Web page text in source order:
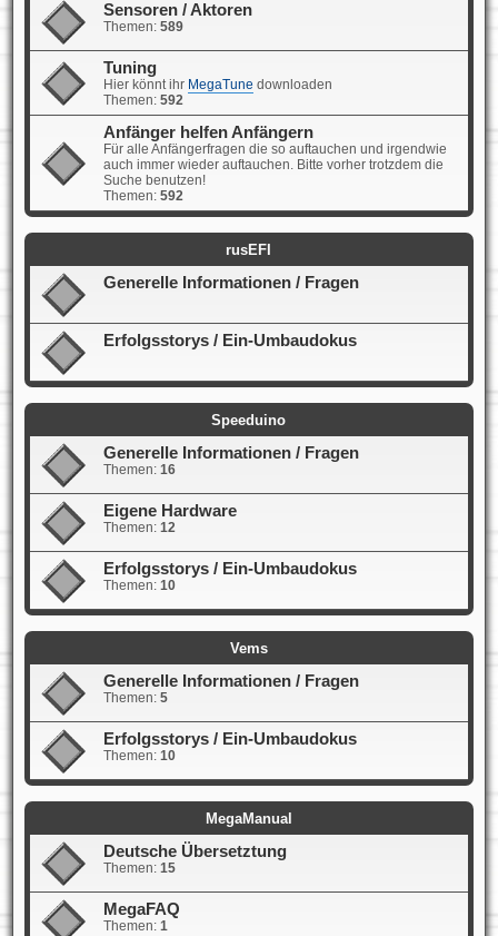
Sensoren / Aktoren
Themen: 589
Tuning
Hier könnt ihr MegaTune downloaden
Themen: 592
Anfänger helfen Anfängern
Für alle Anfängerfragen die so auftauchen und irgendwie
auch immer wieder auftauchen. Bitte vorher trotzdem die
Suche benutzen!
Themen: 592
rusEFI
Generelle Informationen / Fragen
Erfolgsstorys / Ein-Umbaudokus
Speeduino
Generelle Informationen / Fragen
Themen: 16
Eigene Hardware
Themen: 12
Erfolgsstorys / Ein-Umbaudokus
Themen: 10
Vems
Generelle Informationen / Fragen
Themen: 5
Erfolgsstorys / Ein-Umbaudokus
Themen: 10
MegaManual
Deutsche Übersetztung
Themen: 15
MegaFAQ
Themen: 1